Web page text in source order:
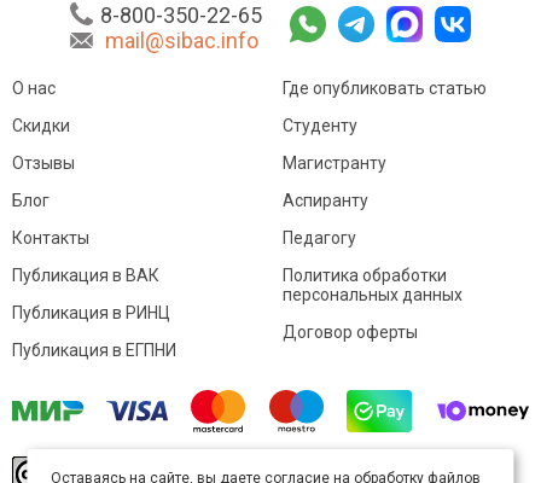
8-800-350-22-65
mail@sibac.info
О нас
Скидки
Отзывы
Блог
Контакты
Где опубликовать статью
Студенту
Магистранту
Аспиранту
Педагогу
Публикация в ВАК
Публикация в РИНЦ
Публикация в ЕГПНИ
Политика обработки
персональных данных
Договор оферты
Оставаясь на сайте, вы даете согласие на обработку файлов